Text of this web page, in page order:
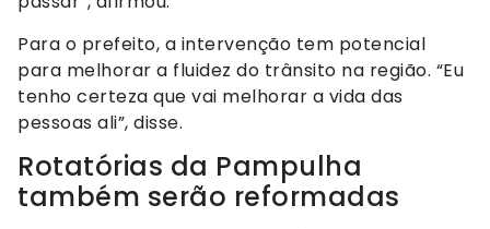
Para o prefeito, a intervenção tem potencial
para melhorar a fluidez do trânsito na região. “Eu
tenho certeza que vai melhorar a vida das
pessoas ali”, disse.
Rotatórias da Pampulha
também serão reformadas